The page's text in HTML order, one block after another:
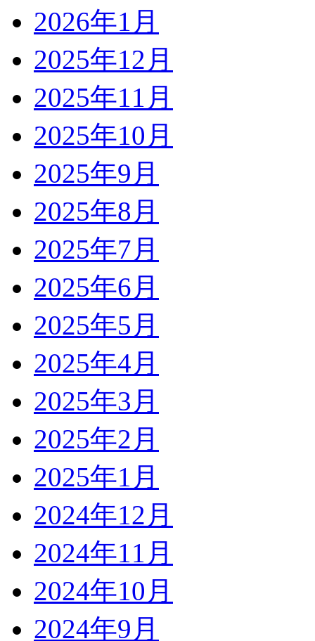
2026年1月
2025年12月
2025年11月
2025年10月
2025年9月
2025年8月
2025年7月
2025年6月
2025年5月
2025年4月
2025年3月
2025年2月
2025年1月
2024年12月
2024年11月
2024年10月
2024年9月